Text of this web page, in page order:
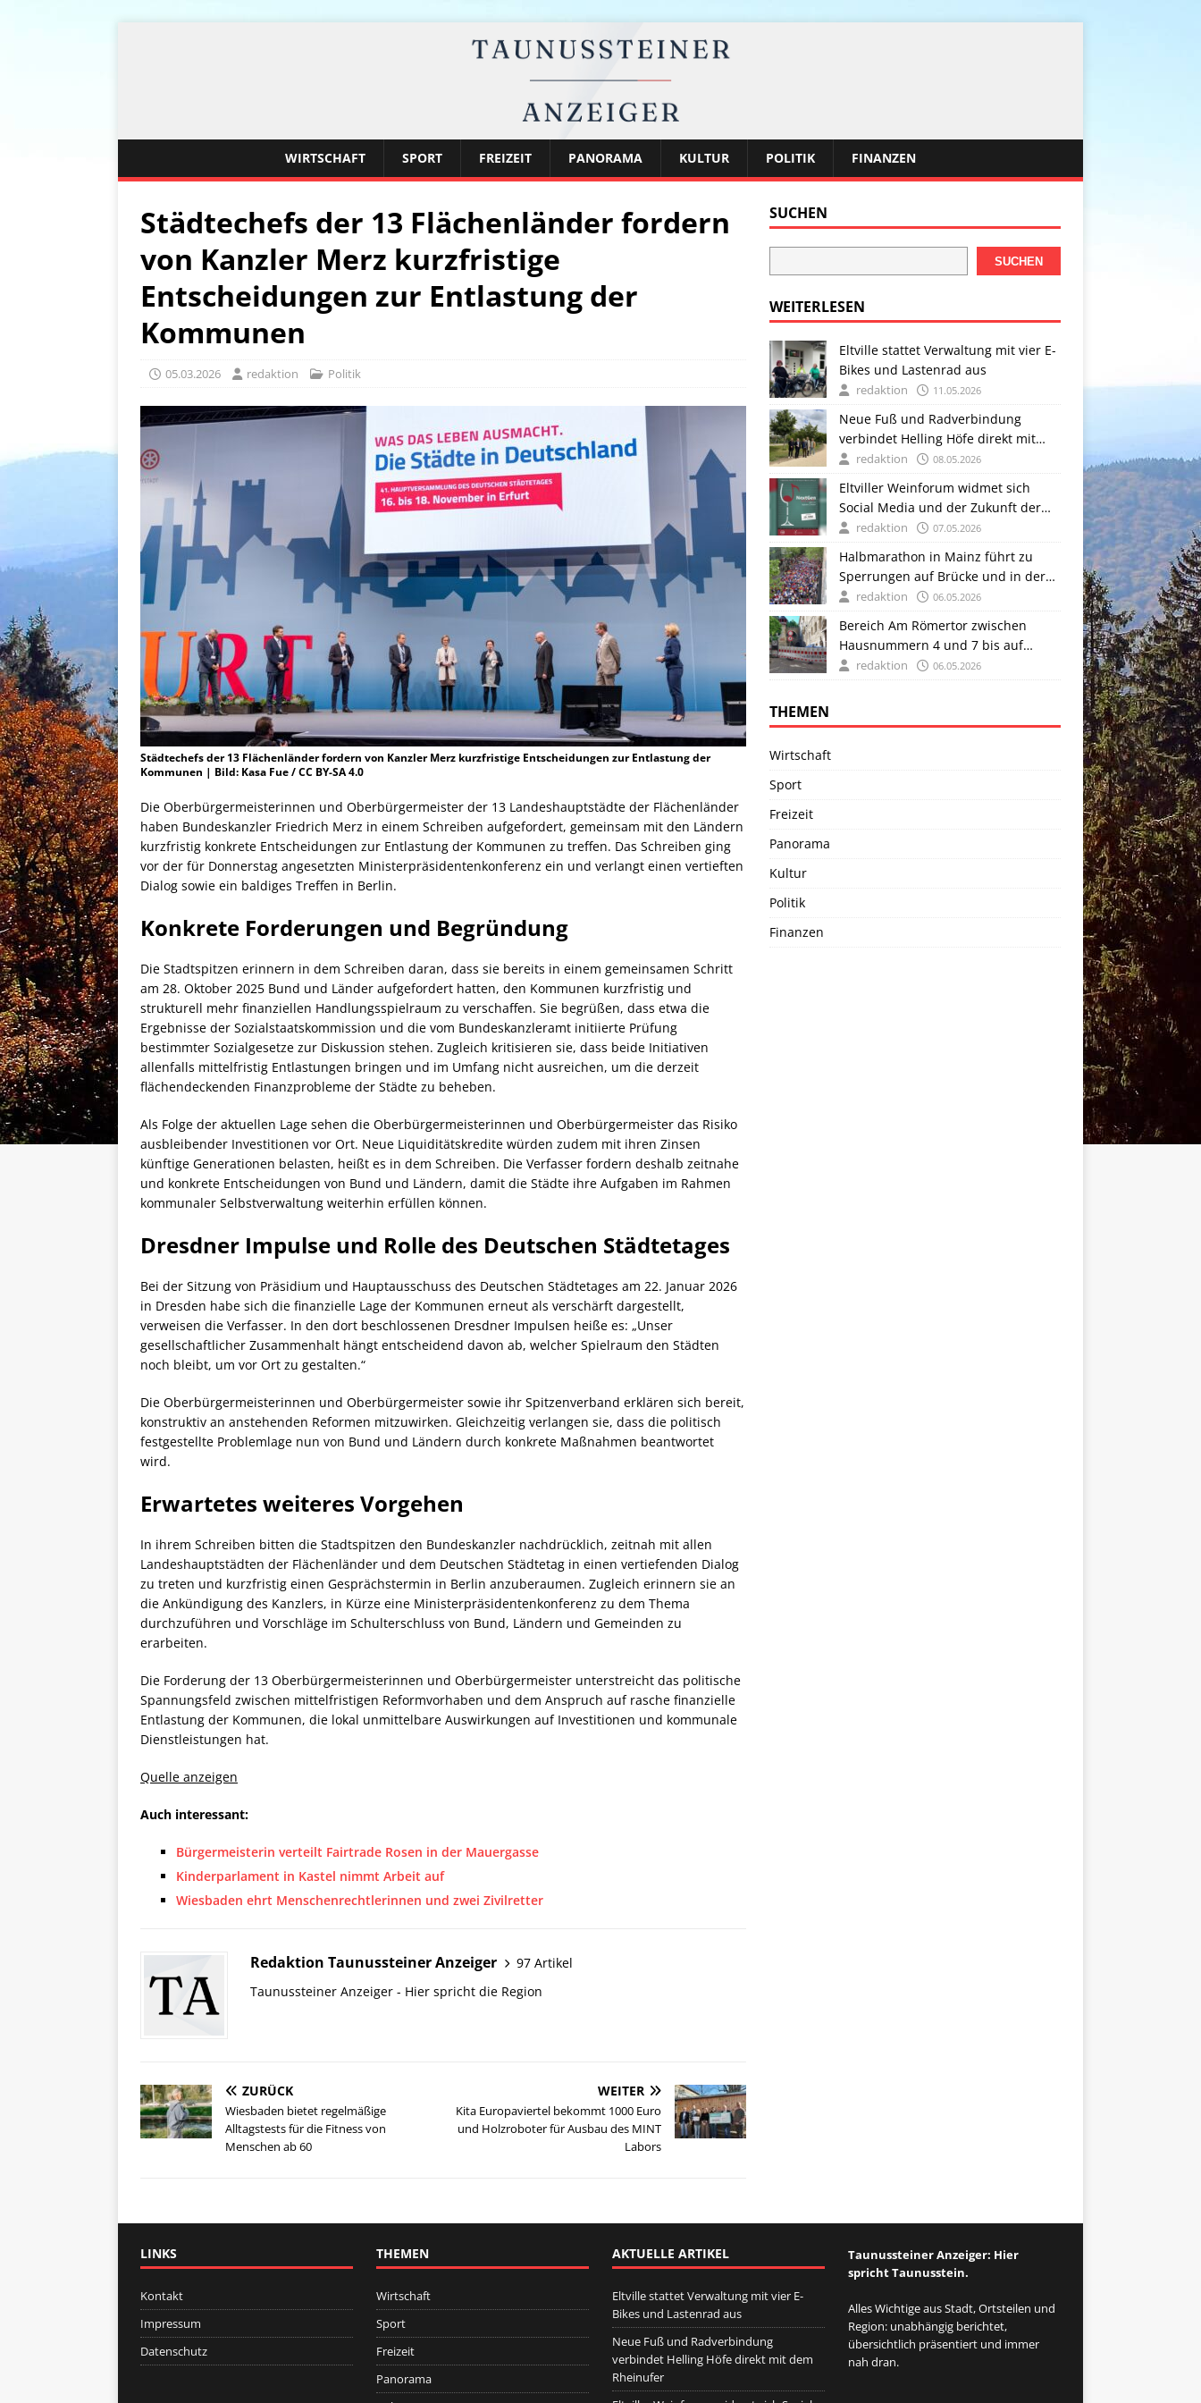
WIRTSCHAFT SPORT FREIZEIT PANORAMA KULTUR POLITIK FINANZEN
Städtechefs der 13 Flächenländer fordern
von Kanzler Merz kurzfristige
Entscheidungen zur Entlastung der
Kommunen
05.03.2026 redaktion Politik
Städtechefs der 13 Flächenländer fordern von Kanzler Merz kurzfristige Entscheidungen zur Entlastung der
Kommunen | Bild: Kasa Fue / CC BY-SA 4.0
Die Oberbürgermeisterinnen und Oberbürgermeister der 13 Landeshauptstädte der Flächenländer
haben Bundeskanzler Friedrich Merz in einem Schreiben aufgefordert, gemeinsam mit den Ländern
kurzfristig konkrete Entscheidungen zur Entlastung der Kommunen zu treffen. Das Schreiben ging
vor der für Donnerstag angesetzten Ministerpräsidentenkonferenz ein und verlangt einen vertieften
Dialog sowie ein baldiges Treffen in Berlin.
Konkrete Forderungen und Begründung
Die Stadtspitzen erinnern in dem Schreiben daran, dass sie bereits in einem gemeinsamen Schritt
am 28. Oktober 2025 Bund und Länder aufgefordert hatten, den Kommunen kurzfristig und
strukturell mehr finanziellen Handlungsspielraum zu verschaffen. Sie begrüßen, dass etwa die
Ergebnisse der Sozialstaatskommission und die vom Bundeskanzleramt initiierte Prüfung
bestimmter Sozialgesetze zur Diskussion stehen. Zugleich kritisieren sie, dass beide Initiativen
allenfalls mittelfristig Entlastungen bringen und im Umfang nicht ausreichen, um die derzeit
flächendeckenden Finanzprobleme der Städte zu beheben.
Als Folge der aktuellen Lage sehen die Oberbürgermeisterinnen und Oberbürgermeister das Risiko
ausbleibender Investitionen vor Ort. Neue Liquiditätskredite würden zudem mit ihren Zinsen
künftige Generationen belasten, heißt es in dem Schreiben. Die Verfasser fordern deshalb zeitnahe
und konkrete Entscheidungen von Bund und Ländern, damit die Städte ihre Aufgaben im Rahmen
kommunaler Selbstverwaltung weiterhin erfüllen können.
Dresdner Impulse und Rolle des Deutschen Städtetages
Bei der Sitzung von Präsidium und Hauptausschuss des Deutschen Städtetages am 22. Januar 2026
in Dresden habe sich die finanzielle Lage der Kommunen erneut als verschärft dargestellt,
verweisen die Verfasser. In den dort beschlossenen Dresdner Impulsen heiße es: „Unser
gesellschaftlicher Zusammenhalt hängt entscheidend davon ab, welcher Spielraum den Städten
noch bleibt, um vor Ort zu gestalten.“
Die Oberbürgermeisterinnen und Oberbürgermeister sowie ihr Spitzenverband erklären sich bereit,
konstruktiv an anstehenden Reformen mitzuwirken. Gleichzeitig verlangen sie, dass die politisch
festgestellte Problemlage nun von Bund und Ländern durch konkrete Maßnahmen beantwortet
wird.
Erwartetes weiteres Vorgehen
In ihrem Schreiben bitten die Stadtspitzen den Bundeskanzler nachdrücklich, zeitnah mit allen
Landeshauptstädten der Flächenländer und dem Deutschen Städtetag in einen vertiefenden Dialog
zu treten und kurzfristig einen Gesprächstermin in Berlin anzuberaumen. Zugleich erinnern sie an
die Ankündigung des Kanzlers, in Kürze eine Ministerpräsidentenkonferenz zu dem Thema
durchzuführen und Vorschläge im Schulterschluss von Bund, Ländern und Gemeinden zu
erarbeiten.
Die Forderung der 13 Oberbürgermeisterinnen und Oberbürgermeister unterstreicht das politische
Spannungsfeld zwischen mittelfristigen Reformvorhaben und dem Anspruch auf rasche finanzielle
Entlastung der Kommunen, die lokal unmittelbare Auswirkungen auf Investitionen und kommunale
Dienstleistungen hat.
Quelle anzeigen
Auch interessant:
Bürgermeisterin verteilt Fairtrade Rosen in der Mauergasse
Kinderparlament in Kastel nimmt Arbeit auf
Wiesbaden ehrt Menschenrechtlerinnen und zwei Zivilretter
Redaktion Taunussteiner Anzeiger
97 Artikel
Taunussteiner Anzeiger - Hier spricht die Region
ZURÜCK
Wiesbaden bietet regelmäßige
Alltagstests für die Fitness von
Menschen ab 60
WEITER
Kita Europaviertel bekommt 1000 Euro
und Holzroboter für Ausbau des MINT
Labors
SUCHEN
SUCHEN
WEITERLESEN
Eltville stattet Verwaltung mit vier E-
Bikes und Lastenrad aus
redaktion 11.05.2026
Neue Fuß und Radverbindung
verbindet Helling Höfe direkt mit
dem Rheinufer
redaktion 08.05.2026
Eltviller Weinforum widmet sich
Social Media und der Zukunft der
Weinkultur
redaktion 07.05.2026
Halbmarathon in Mainz führt zu
Sperrungen auf Brücke und in der
Innenstadt
redaktion 06.05.2026
Bereich Am Römertor zwischen
Hausnummern 4 und 7 bis auf
Weiteres gesperrt
redaktion 06.05.2026
THEMEN
Wirtschaft
Sport
Freizeit
Panorama
Kultur
Politik
Finanzen
LINKS
Kontakt
Impressum
Datenschutz
THEMEN
Wirtschaft
Sport
Freizeit
Panorama
AKTUELLE ARTIKEL
Eltville stattet Verwaltung mit vier E-
Bikes und Lastenrad aus
Neue Fuß und Radverbindung
verbindet Helling Höfe direkt mit dem
Rheinufer
Taunussteiner Anzeiger: Hier
spricht Taunusstein.
Alles Wichtige aus Stadt, Ortsteilen und
Region: unabhängig berichtet,
übersichtlich präsentiert und immer
nah dran.